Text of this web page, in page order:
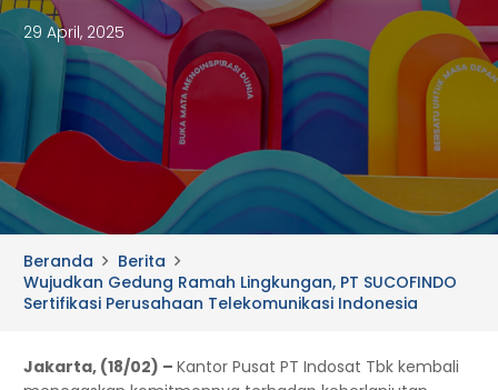
29 April, 2025
Beranda
Berita
Wujudkan Gedung Ramah Lingkungan, PT SUCOFINDO
Sertifikasi Perusahaan Telekomunikasi Indonesia
Jakarta, (18/02) – Kantor Pusat PT Indosat Tbk kembali